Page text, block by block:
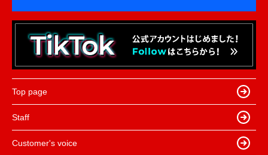
Top page
Staff
Customer's voice